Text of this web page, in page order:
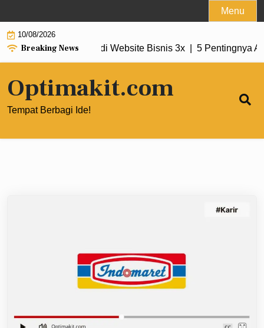
to
content
Menu
10/08/2026
Breaking News
Penjualan di Website Bisnis 3x |5 Pentingnya Audit
Optimakit.com
Tempat Berbagi Ide!